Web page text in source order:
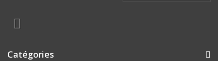
Catégories